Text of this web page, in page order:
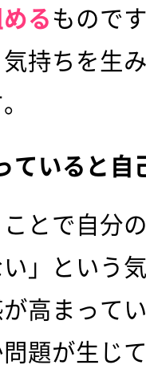
るもので
持ちを生
ていると自
とで自分
」という
高まって
題が生じ